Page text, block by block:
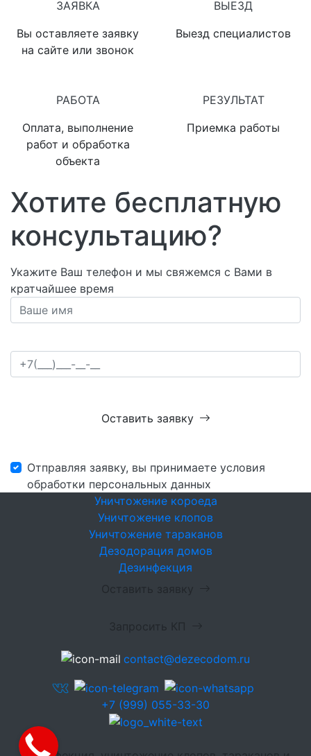
ЗАЯВКА
Вы оставляете заявку
на сайте или звонок
ВЫЕЗД
Выезд специалистов
РАБОТА
Оплата, выполнение
работ и обработка
объекта
РЕЗУЛЬТАТ
Приемка работы
Хотите бесплатную
консультацию?
Укажите Ваш телефон и мы свяжемся с Вами в
кратчайшее время
Оставить заявку
Отправляя заявку, вы принимаете условия
обработки персональных данных
Уничтожение короеда
Уничтожение клопов
Уничтожение тараканов
Дезодорация домов
Дезинфекция
Оставить заявку
Запросить КП
contact@dezecodom.ru
+7 (999) 055-33-30